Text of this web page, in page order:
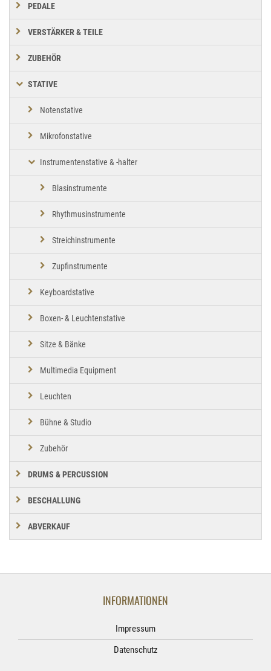
PEDALE
VERSTÄRKER & TEILE
ZUBEHÖR
STATIVE
Notenstative
Mikrofonstative
Instrumentenstative & -halter
Blasinstrumente
Rhythmusinstrumente
Streichinstrumente
Zupfinstrumente
Keyboardstative
Boxen- & Leuchtenstative
Sitze & Bänke
Multimedia Equipment
Leuchten
Bühne & Studio
Zubehör
DRUMS & PERCUSSION
BESCHALLUNG
ABVERKAUF
INFORMATIONEN
Impressum
Datenschutz